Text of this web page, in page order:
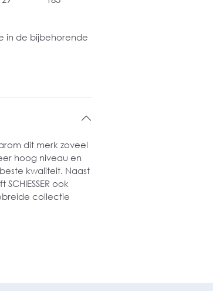
in de bijbehorende
dit merk zoveel
hoog niveau en
kwaliteit. Naast
ook
collectie